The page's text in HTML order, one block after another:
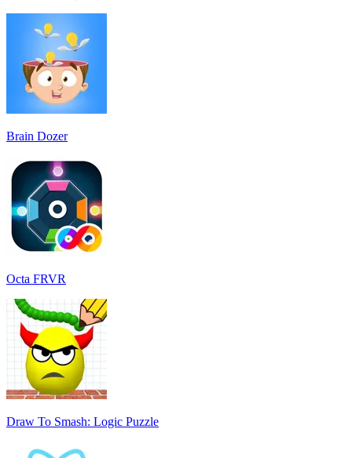
Brain Dozer
Octa FRVR
Draw To Smash: Logic Puzzle